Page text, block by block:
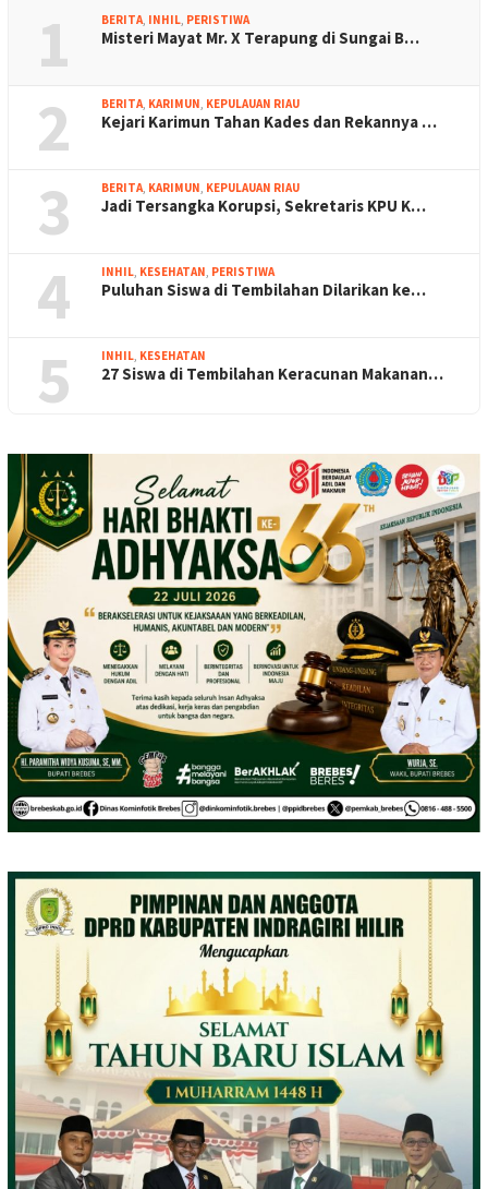
1 BERITA INHIL PERISTIWA
Misteri Mayat Mr. X Terapung di Sungai B…
2 BERITA KARIMUN KEPULAUAN RIAU
Kejari Karimun Tahan Kades dan Rekannya …
3 BERITA KARIMUN KEPULAUAN RIAU
Jadi Tersangka Korupsi, Sekretaris KPU K…
4 INHIL KESEHATAN PERISTIWA
Puluhan Siswa di Tembilahan Dilarikan ke…
5 INHIL KESEHATAN
27 Siswa di Tembilahan Keracunan Makanan…